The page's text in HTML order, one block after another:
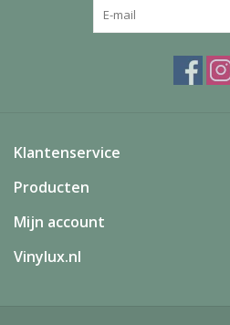
Klantenservice
Producten
Mijn account
Vinylux.nl